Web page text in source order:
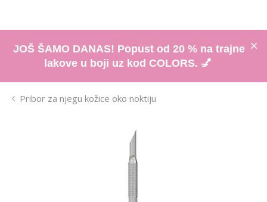
JOŠ ŠAMO DANAS! Popust od 20 % na trajne
lakove u boji uz kod COLORS. 💅
Pribor za njegu kožice oko noktiju